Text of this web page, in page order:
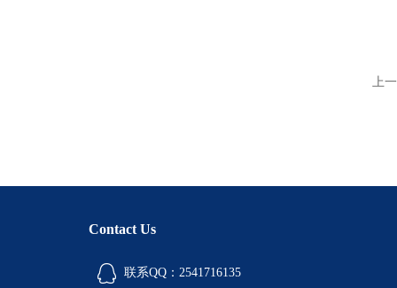
上
Contact Us
联系QQ：2541716135